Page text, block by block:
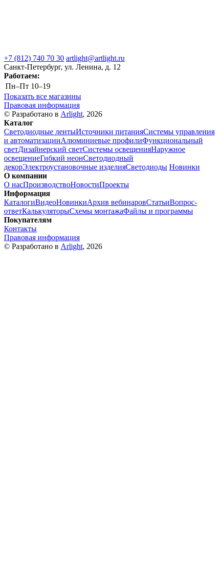
+7 (812) 740 70 30 artlight@artlight.ru
Санкт-Петербург, ул. Ленина, д. 12
Работаем:
Пн–Пт 10–19
Показать все магазины
Правовая информация
© Разработано в Arlight, 2026
Каталог
Светодиодные лентыИсточники питанияСистемы управления
и автоматизацииАлюминиевые профилиФункциональный
светДизайнерский светСистемы освещенияНаружное
освещениеГибкий неонСветодиодный
декорЭлектроустановочные изделияСветодиоды Новинки
О компании
О насПроизводствоНовостиПроекты
Информация
КаталогиВидеоНовинкиАрхив вебинаровСтатьиВопрос-
ответКалькуляторыСхемы монтажаФайлы и программы
Покупателям
Контакты
Правовая информация
© Разработано в Arlight, 2026